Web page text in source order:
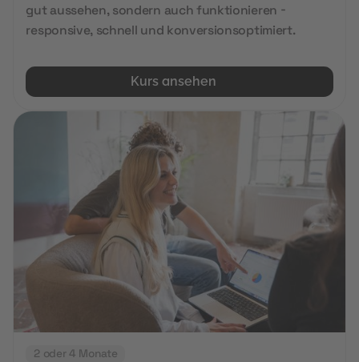
gut aussehen, sondern auch funktionieren -
responsive, schnell und konversionsoptimiert.
Kurs ansehen
2 oder 4 Monate